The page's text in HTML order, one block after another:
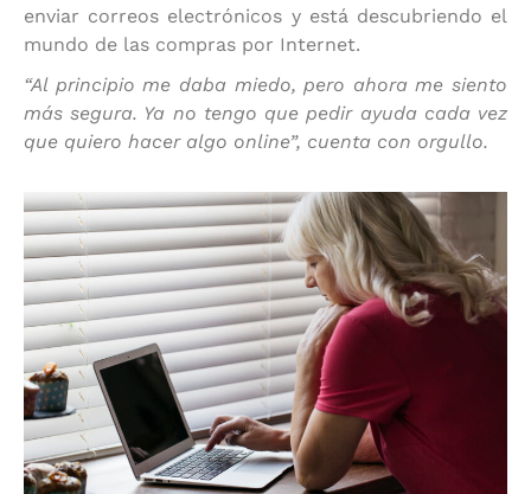
enviar correos electrónicos y está descubriendo el
mundo de las compras por Internet.
“Al principio me daba miedo, pero ahora me siento
más segura. Ya no tengo que pedir ayuda cada vez
que quiero hacer algo online”, cuenta con orgullo.